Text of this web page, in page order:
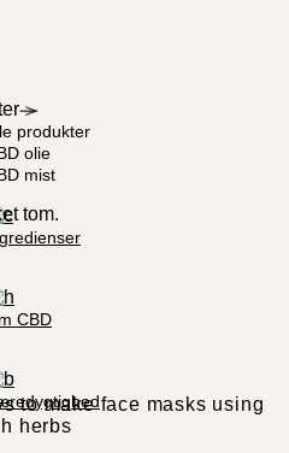
produkter
olie
mist
CBD
tom.
to make face masks using
herbs